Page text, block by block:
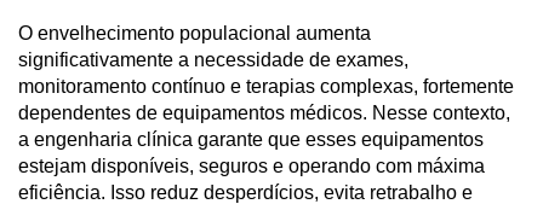
O envelhecimento populacional aumenta
significativamente a necessidade de exames,
monitoramento contínuo e terapias complexas, fortemente
dependentes de equipamentos médicos. Nesse contexto,
a engenharia clínica garante que esses equipamentos
estejam disponíveis, seguros e operando com máxima
eficiência. Isso reduz desperdícios, evita retrabalho e